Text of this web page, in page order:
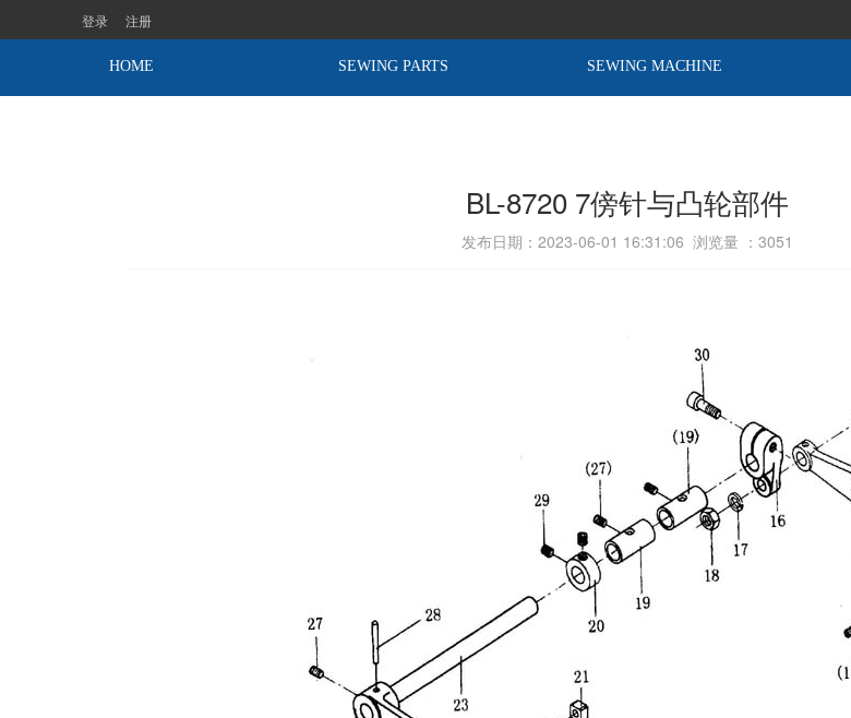
登录 注册
HOME SEWING PARTS SEWING MACHINE
BL-8720 7傍针与凸轮部件
发布日期：2023-06-01 16:31:06 浏览量 ： 3051